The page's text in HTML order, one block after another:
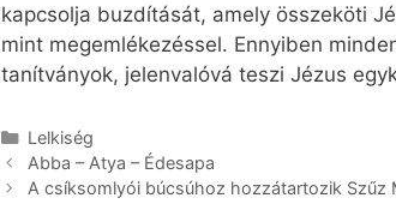
kapcsolja buzdítását, amely összeköti
mint megemlékezéssel. Ennyiben
tanítványok, jelenvalóvá teszi Jézus
Kategória
Lelkiség
Abba – Atya – Édesapa
A csíksomlyói búcsúhoz hozzátartozik Szűz